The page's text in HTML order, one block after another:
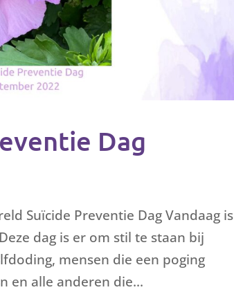
Dag
Suïcide Preventie Dag Vandaag is
dag is er om stil te staan bij
mensen die een poging
en alle anderen die...